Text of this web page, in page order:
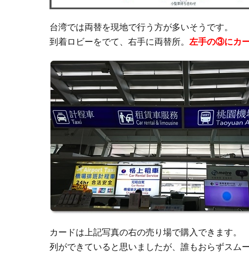
台湾では両替を現地で行う方が多いそうです。
到着ロビーをでて、右手に両替所。 左手の③にカ
カードは上記写真の右の売り場で購入できます。
列ができていると思いましたが、誰もおらずスムー